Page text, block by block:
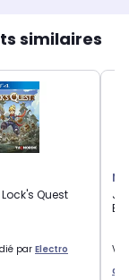
similaires
Lock's Quest
par Electro